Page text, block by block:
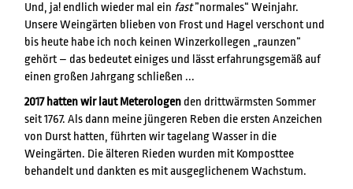
Und, ja! endlich wieder mal ein fast”normales“ Weinjahr.
Unsere Weingärten blieben von Frost und Hagel verschont und
bis heute habe ich noch keinen Winzerkollegen „raunzen“
gehört – das bedeutet einiges und lässt erfahrungsgemäß auf
einen großen Jahrgang schließen ...
2017 hatten wir laut Meterologen den drittwärmsten Sommer
seit 1767. Als dann meine jüngeren Reben die ersten Anzeichen
von Durst hatten, führten wir tagelang Wasser in die
Weingärten. Die älteren Rieden wurden mit Komposttee
behandelt und dankten es mit ausgeglichenem Wachstum.